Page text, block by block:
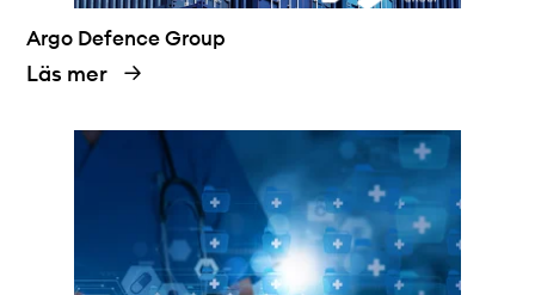
Argo Defence Group
Läs mer